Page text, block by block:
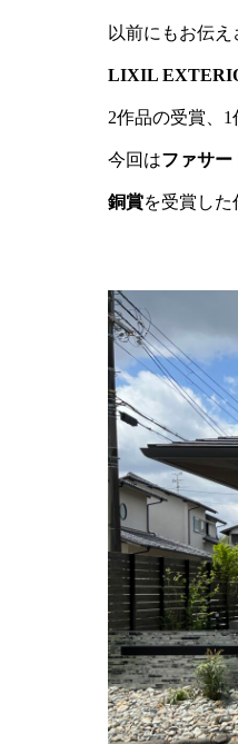
以前にもお伝
LIXIL
2作品の受賞、
今回はファサー
銅賞を受賞し